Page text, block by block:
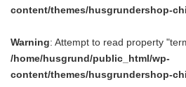
content/themes/husgrundershop-
Warning: Attempt to read property
/home/husgrund/public_html/wp-
content/themes/husgrundershop-